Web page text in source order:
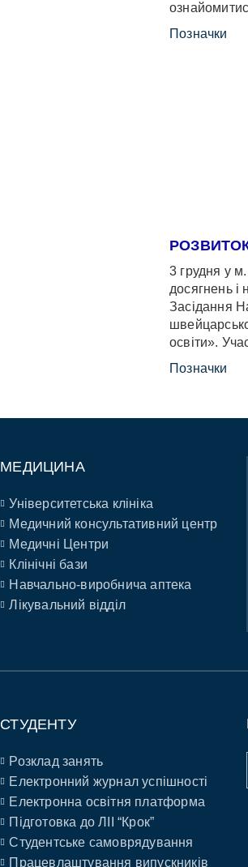
Позначки
3 грудня у
досягнень і
Засідання
освіти».
Позначки
МЕДИЦИНА
Університетська клініка
Медичний консультативний центр
Медичні Центри
Клінічні бази
Навчально-виробнича аптека
Лікувальний відділ
СТУДЕНТУ
Розклад занять
Електронний журнал успішності
Електронна освітня платформа
Підготовка до ЛІІ “Крок”
Студентське самоврядування
Працевлаштування випускників